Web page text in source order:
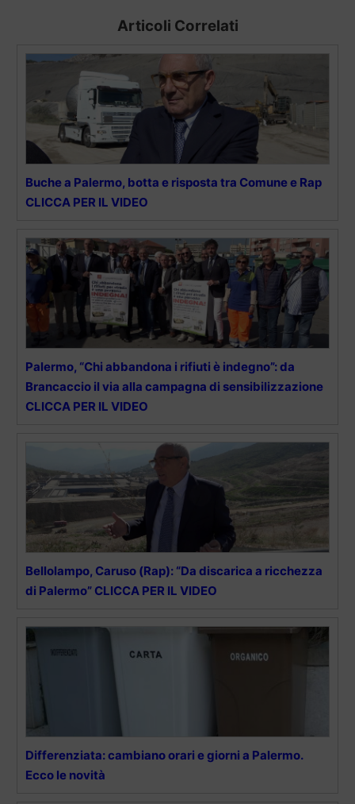
Articoli Correlati
Buche a Palermo, botta e risposta tra Comune e Rap
CLICCA PER IL VIDEO
Palermo, “Chi abbandona i rifiuti è indegno”: da
Brancaccio il via alla campagna di sensibilizzazione
CLICCA PER IL VIDEO
Bellolampo, Caruso (Rap): “Da discarica a ricchezza
di Palermo” CLICCA PER IL VIDEO
Differenziata: cambiano orari e giorni a Palermo.
Ecco le novità